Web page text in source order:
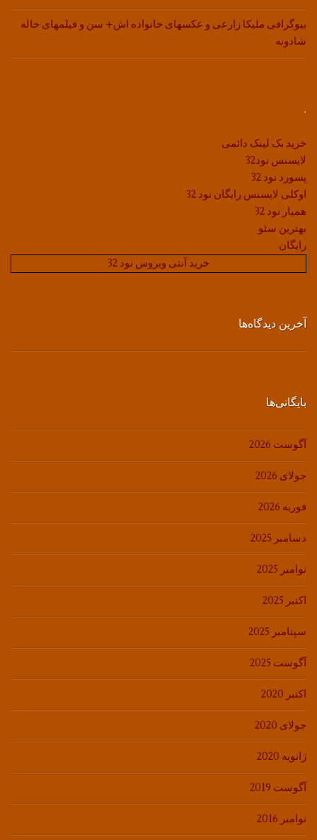
بیوگرافی ملیکا زارعی و عکسهای خانواده اش+ سن و فیلمهای خاله
شادونه
.
خرید بک لینک دائمی
لایسنس نود32
پسورد نود 32
اوکلی لایسنس رایگان نود 32
همیار نود 32
بهترین سئو
رایگان
خرید آنتی ویروس نود 32
آخرین دیدگاه‌ها
بایگانی‌ها
آگوست 2026
جولای 2026
فوریه 2026
دسامبر 2025
نوامبر 2025
اکتبر 2025
سپتامبر 2025
آگوست 2025
اکتبر 2020
جولای 2020
ژانویه 2020
آگوست 2019
نوامبر 2016